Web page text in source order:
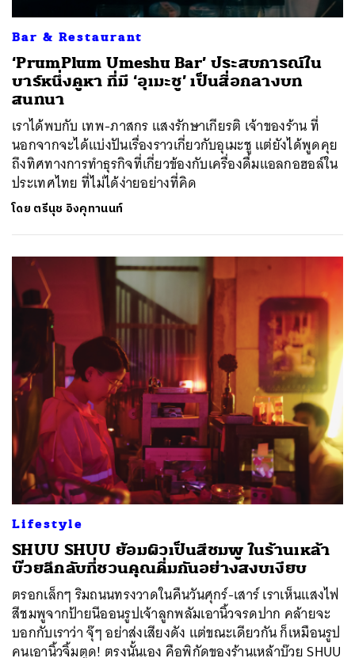
Bar & Restaurant
‘PrumPlum Umeshu Bar’ ประสบการณ์ใน
บาร์หนึ่งคูหา ที่มี ‘อุเมะชู’ เป็นสื่อกลางบท
สนทนา
เราได้พบกับ เทพ-ภาสกร แสงรักษาเกียรติ เจ้าของร้าน ที่
นอกจากจะได้แบ่งปันเรื่องราวเกี่ยวกับอุเมะชู แต่ยังได้พูดคุย
ถึงทิศทางการทำธุรกิจที่เกี่ยวข้องกับเครื่องดื่มแอลกอฮอล์ใน
ประเทศไทย ที่ไม่ได้ง่ายอย่างที่คิด
โดย ตรีนุช อิงคุทานนท์
Lifestyle
SHUU SHUU ย้อมผิวเป็นสีชมพู ในร้านเหล้า
บ๊วยลึกลับที่ชวนคุณดื่มกันอย่างสงบเงียบ
ตรอกเล็กๆ ริมถนนทรงวาดในคืนวันศุกร์-เสาร์ เราเห็นแสงไฟ
สีชมพูจากป้ายนีออนรูปเจ้าลูกพลัมเอานิ้วจรดปาก คล้ายจะ
บอกกับเราว่า จุ๊ๆ อย่าส่งเสียงดัง แต่ขณะเดียวกัน ก็เหมือนรูป
คนเอานิ้วจิ้มตูด! ตรงนั้นเอง คือพิกัดของร้านเหล้าบ๊วย SHUU
ค้นหา
SHARE TWEET LINE EMAIL